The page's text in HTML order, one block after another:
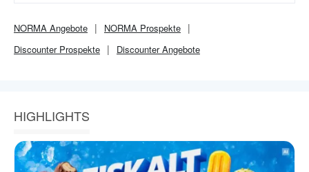
NORMA Angebote NORMA Prospekte
DiscounterProspekte DiscounterAngebote
HIGHLIGHTS